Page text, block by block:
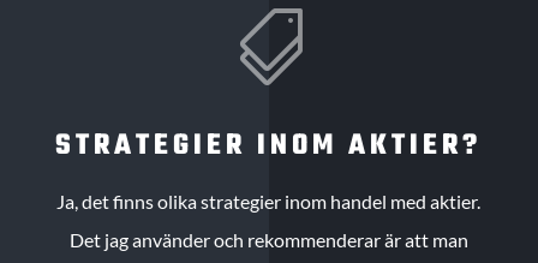

STRATEGIER INOM AKTIER?
Ja, det finns olika strategier inom handel med aktier.
Det jag använder och rekommenderar är att man